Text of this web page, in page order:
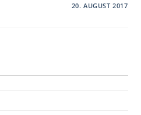
20. AUGUST 2017